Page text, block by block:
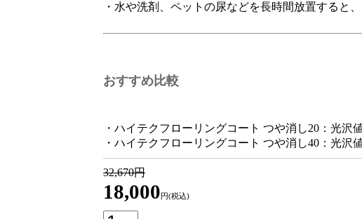
・水や洗剤、ペットの尿などを長時間放置すると
おすすめ比較
・ハイテクフローリングコート つや消し20：光沢
・ハイテクフローリングコート つや消し40：光沢
32,670円
18,000 円(税込)